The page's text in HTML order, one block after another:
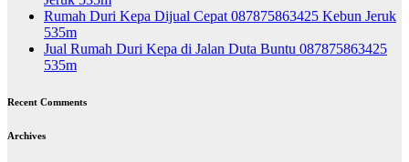
Rumah Duri Kepa Dijual Cepat 087875863425 Kebun Jeruk
535m
Jual Rumah Duri Kepa di Jalan Duta Buntu 087875863425
535m
Recent Comments
Archives